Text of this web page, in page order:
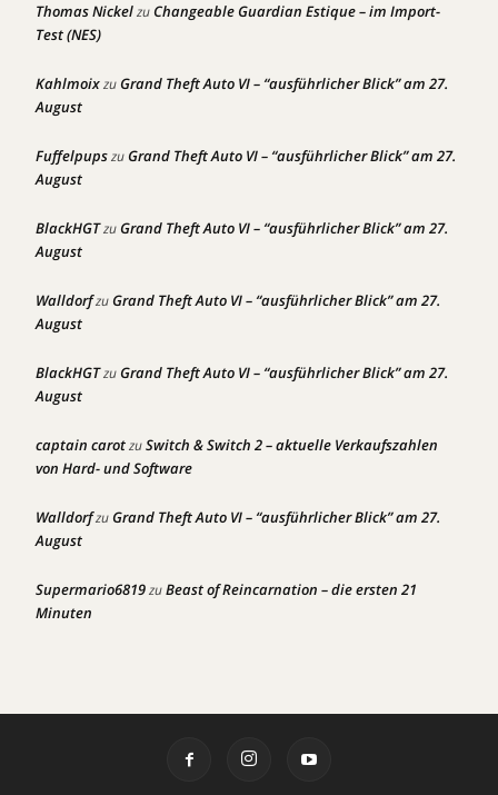
Thomas NickelzuChangeable Guardian Estique – im Import-
Test (NES)
KahlmoixzuGrand Theft Auto VI – “ausführlicher Blick” am 27.
August
FuffelpupszuGrand Theft Auto VI – “ausführlicher Blick” am 27.
August
BlackHGTzuGrand Theft Auto VI – “ausführlicher Blick” am 27.
August
WalldorfzuGrand Theft Auto VI – “ausführlicher Blick” am 27.
August
BlackHGTzuGrand Theft Auto VI – “ausführlicher Blick” am 27.
August
captain carotzuSwitch & Switch 2 – aktuelle Verkaufszahlen
von Hard- und Software
WalldorfzuGrand Theft Auto VI – “ausführlicher Blick” am 27.
August
Supermario6819zuBeast of Reincarnation – die ersten 21
Minuten